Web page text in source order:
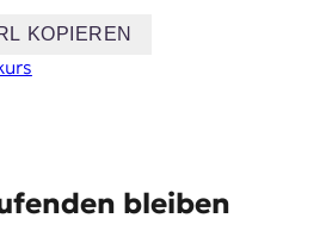
KOPIEREN
bleiben